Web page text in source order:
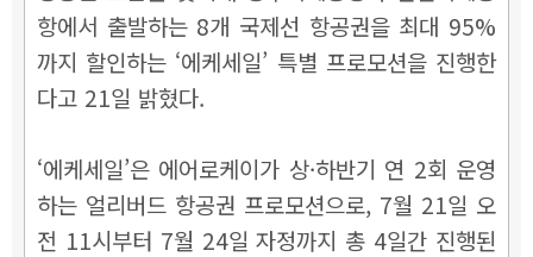
항에서 출발하는 8개 국제선 항공권을 최대 95%
까지 할인하는 ‘에케세일’ 특별 프로모션을 진행한
다고 21일 밝혔다.
‘에케세일’은 에어로케이가 상·하반기 연 2회 운영
하는 얼리버드 항공권 프로모션으로, 7월 21일 오
전 11시부터 7월 24일 자정까지 총 4일간 진행된